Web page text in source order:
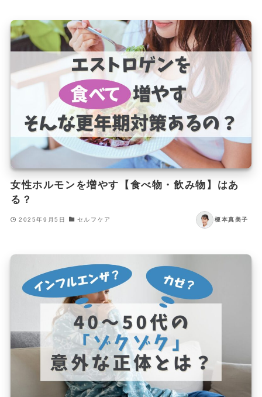
女性ホルモンを増やす【食べ物・飲み物】はあ
る？
2025年9月5日 セルフケア 榎本真美子